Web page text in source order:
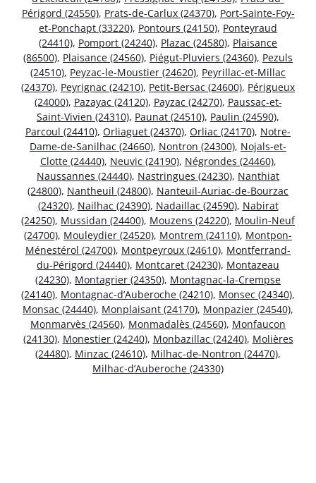
Périgord (24550), Prats-de-Carlux (24370), Port-Sainte-Foy-
et-Ponchapt (33220), Pontours (24150), Ponteyraud
(24410), Pomport (24240), Plazac (24580), Plaisance
(86500), Plaisance (24560), Piégut-Pluviers (24360), Pezuls
(24510), Peyzac-le-Moustier (24620), Peyrillac-et-Millac
(24370), Peyrignac (24210), Petit-Bersac (24600), Périgueux
(24000), Pazayac (24120), Payzac (24270), Paussac-et-
Saint-Vivien (24310), Paunat (24510), Paulin (24590),
Parcoul (24410), Orliaguet (24370), Orliac (24170), Notre-
Dame-de-Sanilhac (24660), Nontron (24300), Nojals-et-
Clotte (24440), Neuvic (24190), Négrondes (24460),
Naussannes (24440), Nastringues (24230), Nanthiat
(24800), Nantheuil (24800), Nanteuil-Auriac-de-Bourzac
(24320), Nailhac (24390), Nadaillac (24590), Nabirat
(24250), Mussidan (24400), Mouzens (24220), Moulin-Neuf
(24700), Mouleydier (24520), Montrem (24110), Montpon-
Ménestérol (24700), Montpeyroux (24610), Montferrand-
du-Périgord (24440), Montcaret (24230), Montazeau
(24230), Montagrier (24350), Montagnac-la-Crempse
(24140), Montagnac-d’Auberoche (24210), Monsec (24340),
Monsac (24440), Monplaisant (24170), Monpazier (24540),
Monmarvès (24560), Monmadalès (24560), Monfaucon
(24130), Monestier (24240), Monbazillac (24240), Molières
(24480), Minzac (24610), Milhac-de-Nontron (24470),
Milhac-d’Auberoche (24330)